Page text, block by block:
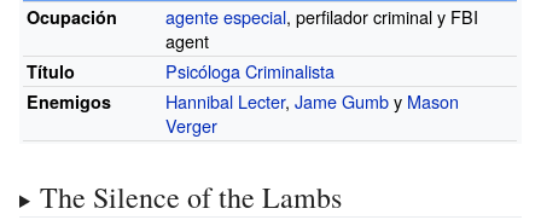
Ocupación
agente especial, perfilador criminal y FBI
agent
Título PsicólogaCriminalista
Enemigos Hannibal Lecter,Jame Gumby Mason
Verger
The Silence of the Lambs